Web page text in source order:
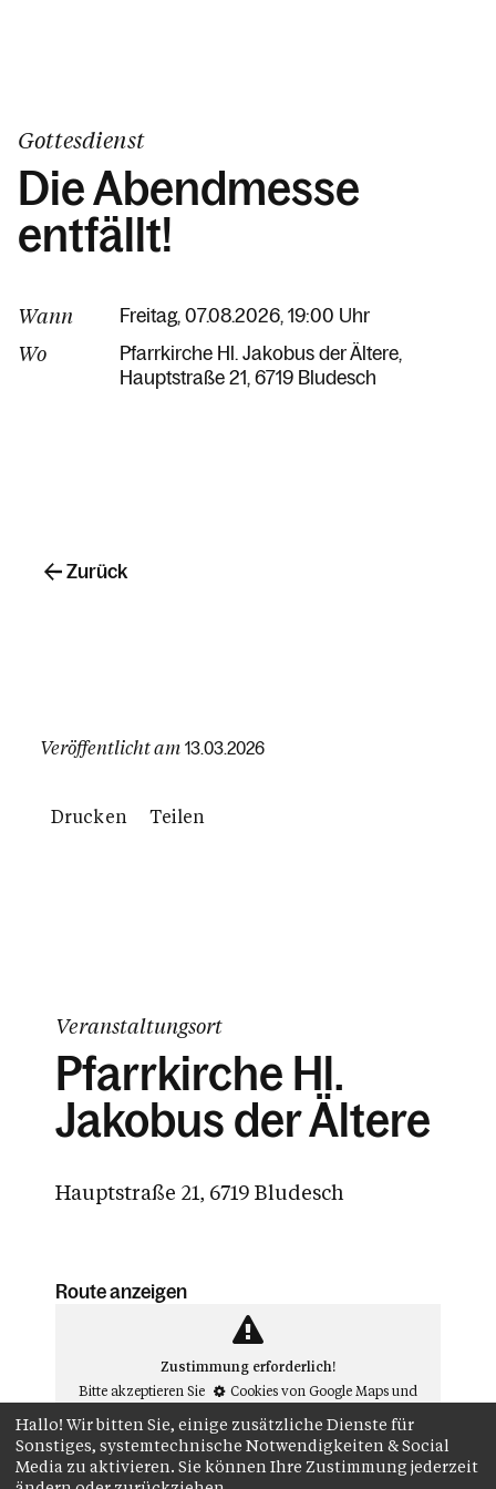
Gottesdienst
Die Abendmesse
entfällt!
Wann Freitag, 07.08.2026, 19:00 Uhr
Wo
Pfarrkirche Hl. Jakobus der Ältere
Hauptstraße 21 6719 Bludesch
Veröffentlicht am 13.03.2026
Drucken Teilen
Zurück
Veranstaltungsort
Pfarrkirche Hl.
Jakobus der Ältere
Hauptstraße 21, 6719 Bludesch
Route anzeigen
Zustimmung erforderlich!
Bitte akzeptieren Sie
Cookies von Google Mapsund
können.##
Hallo! Wir bitten Sie, einige zusätzliche Dienste für
Sonstiges, systemtechnische Notwendigkeiten & Social
Media zu aktivieren. Sie können Ihre Zustimmung jederzeit